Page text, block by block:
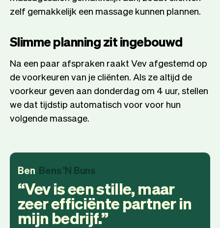
zelf gemakkelijk een massage kunnen plannen.
Slimme planning zit ingebouwd
Na een paar afspraken raakt Vev afgestemd op
de voorkeuren van je cliënten. Als ze altijd de
voorkeur geven aan donderdag om 4 uur, stellen
we dat tijdstip automatisch voor voor hun
volgende massage.
Ben Bens 'N Buns
Vev is een stille, maar
zeer efficiënte partner in
mijn bedrijf.